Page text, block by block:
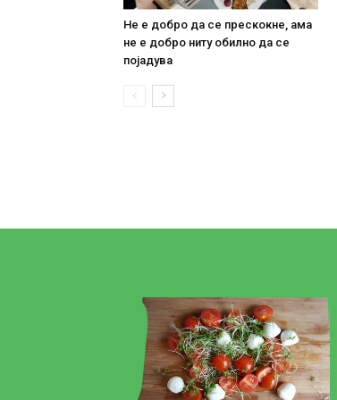
Не е добро да се прескокне, ама
не е добро ниту обилно да се
појадува